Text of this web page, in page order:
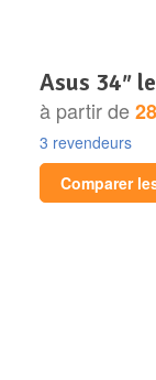
asus 34″
à partir de
3 revendeurs
Comparer